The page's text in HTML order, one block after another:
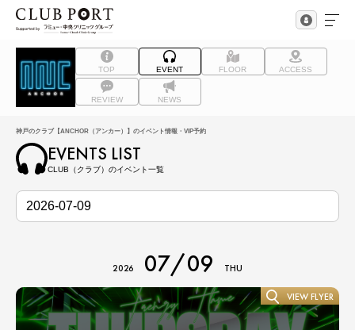
TOP EVENT FLOOR ACCESS
REVIEW NEWS
神戸のクラブ【ANCHOR（アンカー）】のイベント情報・VIP予約
EVENTS LIST
CLUB（クラブ）のイベント一覧
2026 07/09 THU
VIEW FLYER